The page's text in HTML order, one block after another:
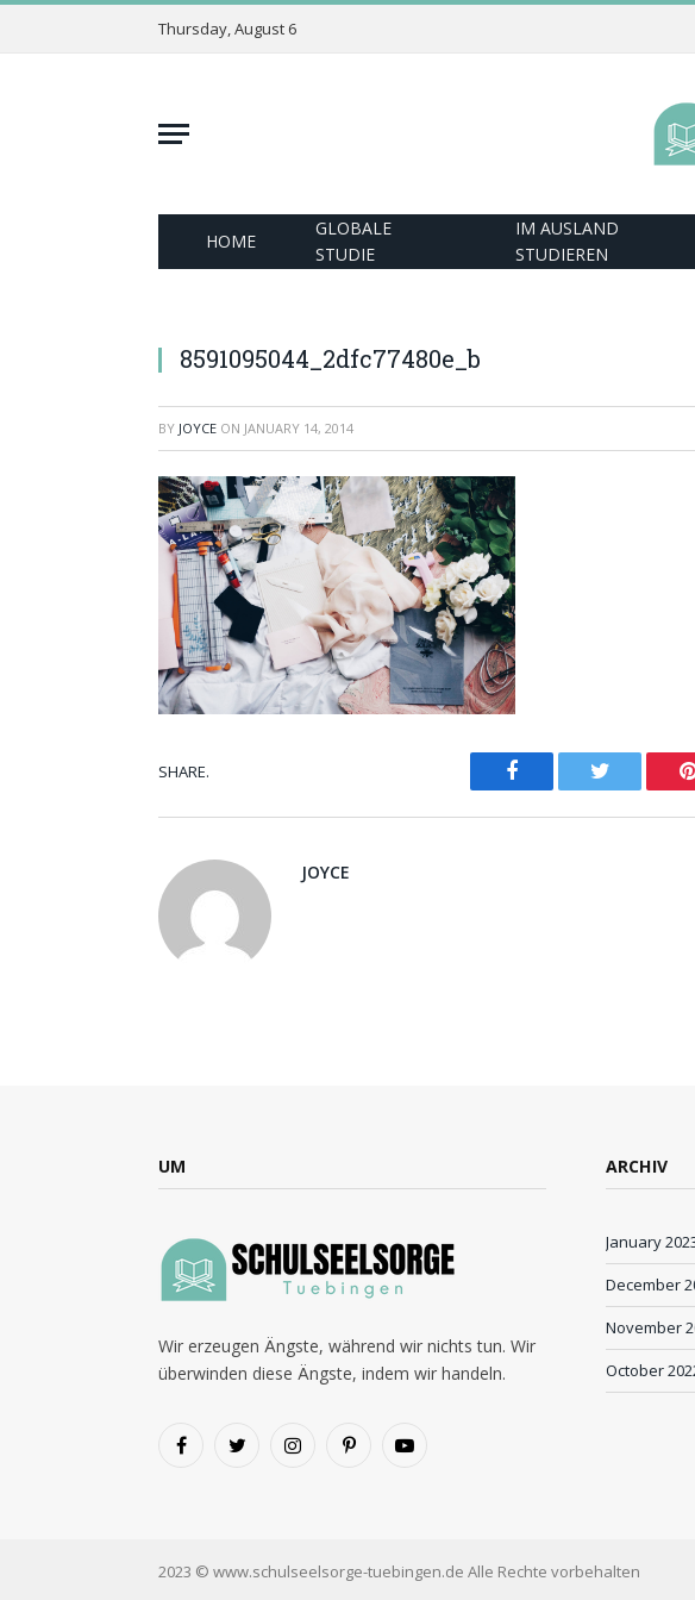
Thursday, August 6
HOME
GLOBALE
STUDIE
IM AUSLAND
STUDIEREN
8591095044_2dfc77480e_b
BY JOYCE ON JANUARY 14, 2014
SHARE. Facebook Twitter
JOYCE
UM
Wir erzeugen Ängste, während wir nichts tun. Wir
überwinden diese Ängste, indem wir handeln.
FacebookTwitter InstagramPinterestYouTube
ARCHIV
January
December
November
October
2023 © www.schulseelsorge-tuebingen.de Alle Rechte vorbehalten